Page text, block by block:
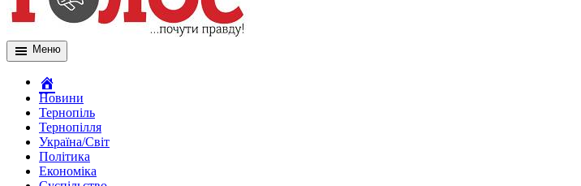
Меню
Новини
Тернопіль
Тернопілля
Україна/Світ
Політика
Економіка